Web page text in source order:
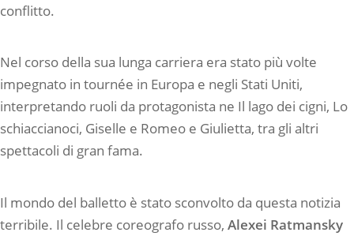
conflitto.
Nel corso della sua lunga carriera era stato più volte
impegnato in tournée in Europa e negli Stati Uniti,
interpretando ruoli da protagonista ne Il lago dei cigni, Lo
schiaccianoci, Giselle e Romeo e Giulietta, tra gli altri
spettacoli di gran fama.
Il mondo del balletto è stato sconvolto da questa notizia
terribile. Il celebre coreografo russo, Alexei Ratmansky